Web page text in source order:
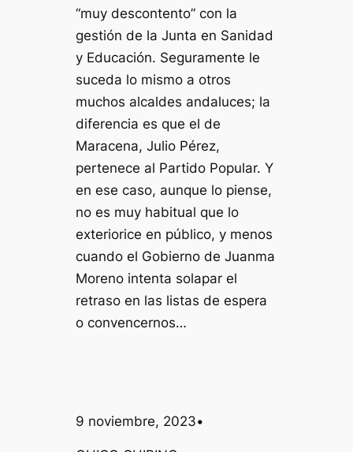
“muy descontento” con la
gestión de la Junta en Sanidad
y Educación. Seguramente le
suceda lo mismo a otros
muchos alcaldes andaluces; la
diferencia es que el de
Maracena, Julio Pérez,
pertenece al Partido Popular. Y
en ese caso, aunque lo piense,
no es muy habitual que lo
exteriorice en público, y menos
cuando el Gobierno de Juanma
Moreno intenta solapar el
retraso en las listas de espera
o convencernos…
9 noviembre, 2023•